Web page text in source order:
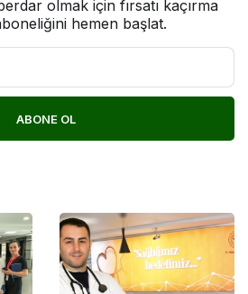
olmak için fırsatı kaçırma
hemen başlat.
ABONE OL